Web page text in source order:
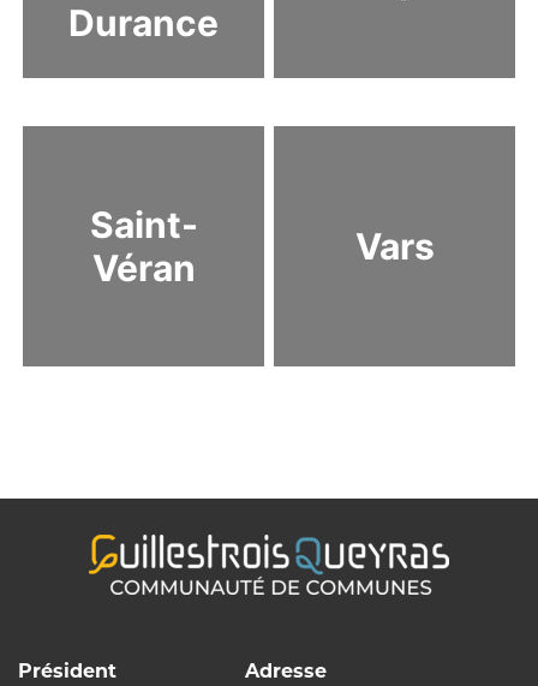
Durance
Saint-
Véran
Vars
Président
Adresse